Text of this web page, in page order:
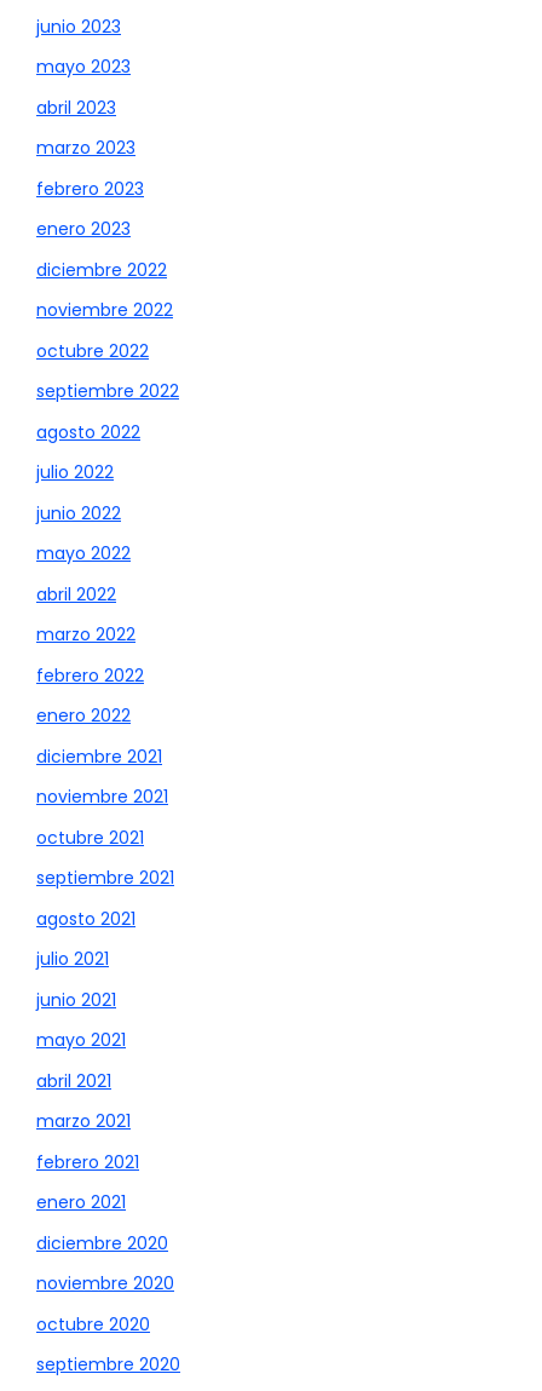
junio 2023
mayo 2023
abril 2023
marzo 2023
febrero 2023
enero 2023
diciembre 2022
noviembre 2022
octubre 2022
septiembre 2022
agosto 2022
julio 2022
junio 2022
mayo 2022
abril 2022
marzo 2022
febrero 2022
enero 2022
diciembre 2021
noviembre 2021
octubre 2021
septiembre 2021
agosto 2021
julio 2021
junio 2021
mayo 2021
abril 2021
marzo 2021
febrero 2021
enero 2021
diciembre 2020
noviembre 2020
octubre 2020
septiembre 2020